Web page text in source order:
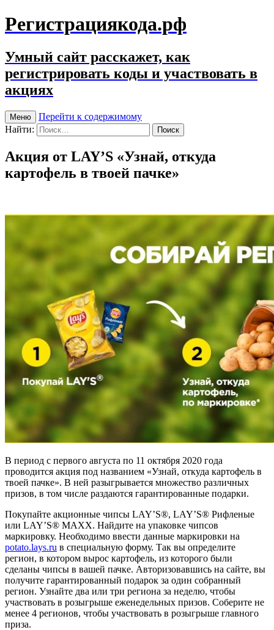
Регистрациякода.рф
Умный сайт расскажет, как
регистрировать коды и участвовать в
акциях
Меню
Перейти к содержимому
Найти:
Акция от LAY’S «Узнай, откуда
картофель в твоей пачке»
В период с первого августа по 11 октября 2020 года
проводится акция под названием «Узнай, откуда картофель в
твоей пачке». В ней разыгрывается множество различных
призов, в том числе раздаются гарантированные подарки.
Покупайте акционные чипсы LAY’S®, LAY’S® Рифленые
или LAY’S® MAXX. Найдите на упаковке чипсов
маркировку. Необходимо ввести данные маркировки на
potato.lays.ru в специальную форму. Так вы определите
регион, в котором вырос картофель, из которого были
сделаны чипсы в вашей пачке. Авторизовавшись на сайте, вы
получите гарантированный подарок за один собранный
регион. Узнайте два или три региона за неделю, чтобы
участвовать в розыгрыше еженедельных призов. Соберите не
менее 4 регионов, чтобы участвовать в розыгрыше главного
приза.